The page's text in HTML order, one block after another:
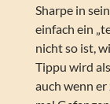
Sharpe in
einfach ein
nicht so ist,
Tippu wird
auch wenn